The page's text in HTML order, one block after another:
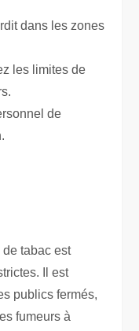
dans les zones
les limites de
de
tabac est
Il est
publics fermés,
fumeurs à